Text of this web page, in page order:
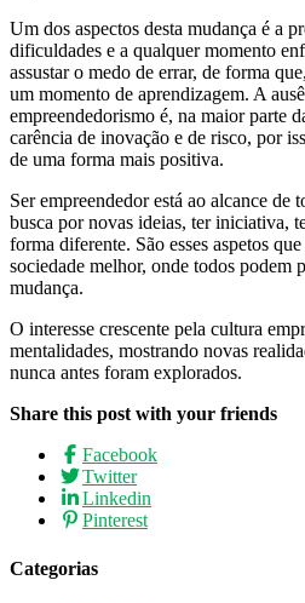
Um dos aspectos desta mudança é a
dificuldades e a qualquer momento
assustar o medo de errar, de forma
um momento de aprendizagem. A
empreendedorismo é, na maior parte
carência de inovação e de risco, por
de uma forma mais positiva.
Ser empreendedor está ao alcance de
busca por novas ideias, ter iniciativa,
forma diferente. São esses aspetos
sociedade melhor, onde todos podem
mudança.
O interesse crescente pela cultura
mentalidades, mostrando novas
nunca antes foram explorados.
Share this post with your friends
Facebook
Twitter
Linkedin
Pinterest
Categorias